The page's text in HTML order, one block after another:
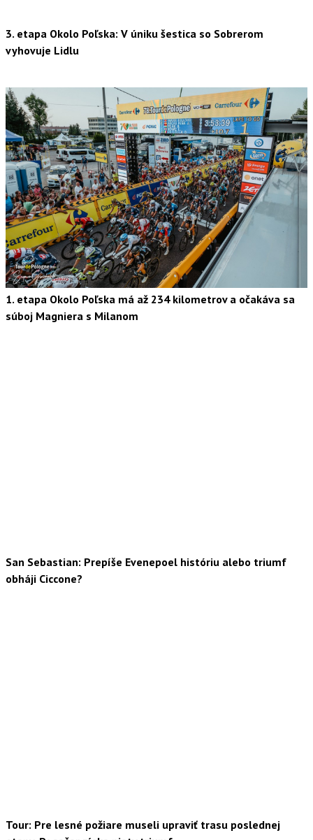
3. etapa Okolo Poľska: V úniku šestica so Sobrerom
vyhovuje Lidlu
1. etapa Okolo Poľska má až 234 kilometrov a očakáva sa
súboj Magniera s Milanom
San Sebastian: Prepíše Evenepoel históriu alebo triumf
obháji Ciccone?
Tour: Pre lesné požiare museli upraviť trasu poslednej